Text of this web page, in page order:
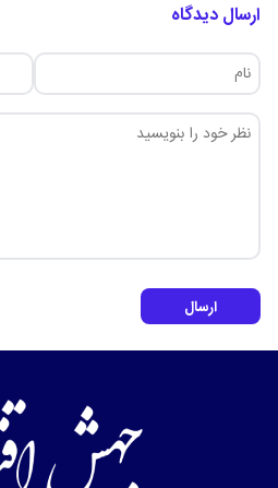
ارسال دیدگاه
ارسال